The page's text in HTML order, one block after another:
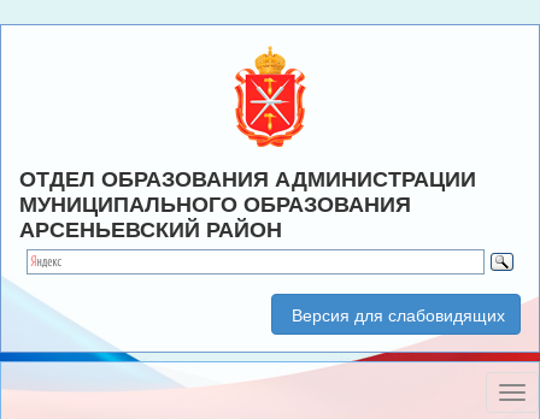
ОТДЕЛ ОБРАЗОВАНИЯ АДМИНИСТРАЦИИ
МУНИЦИПАЛЬНОГО ОБРАЗОВАНИЯ
АРСЕНЬЕВСКИЙ РАЙОН
Версия для слабовидящих